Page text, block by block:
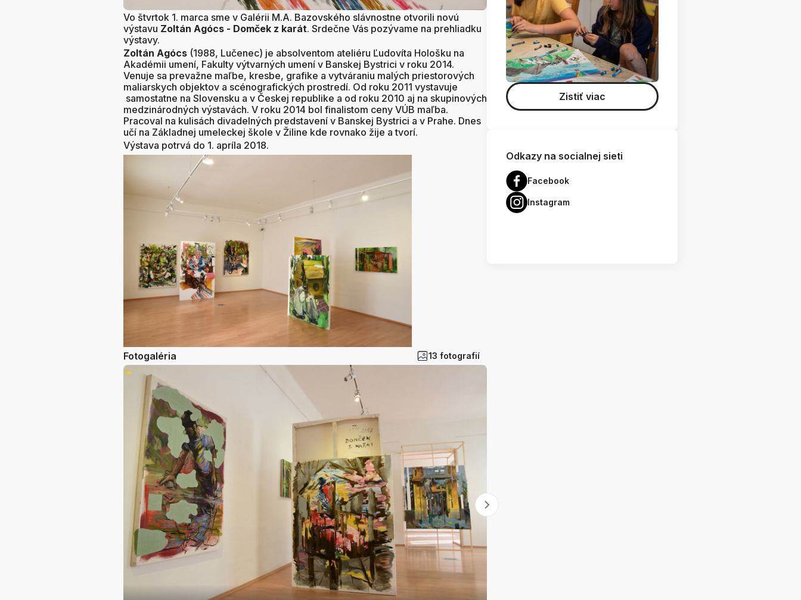
Vo štvrtok 1. marca sme v Galérii M.A. Bazovského slávnostne otvorili novú
výstavu Zoltán Agócs - Domček z karát. Srdečne Vás pozývame na prehliadku
výstavy.
Zoltán Agócs (1988, Lučenec) je absolventom ateliéru Ľudovíta Hološku na
Akadémii umení, Fakulty výtvarných umení v Banskej Bystrici v roku 2014.
Venuje sa prevažne maľbe, kresbe, grafike a vytváraniu malých priestorových
maliarskych objektov a scénografických prostredí. Od roku 2011 vystavuje
samostatne na Slovensku a v Českej republike a od roku 2010 aj na skupinových
medzinárodných výstavách. V roku 2014 bol finalistom ceny VÚB maľba.
Pracoval na kulisách divadelných predstavení v Banskej Bystrici a v Prahe. Dnes
učí na Základnej umeleckej škole v Žiline kde rovnako žije a tvorí.
Výstava potrvá do 1. apríla 2018.
Fotogaléria 13 fotografií
Zistiť viac
Odkazy na socialnej sieti
Facebook
Instagram